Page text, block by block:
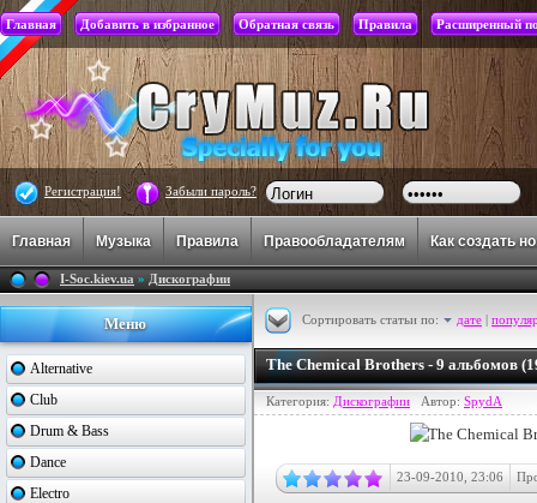
Главная Добавить в избранное Обратная связь Правила Расширенный
Регистрация! Забыли пароль?
Главная Музыка Правила Правообладателям Как создать
I-Soc.kiev.ua » Дискографии
Меню
Alternative
Club
Drum & Bass
Dance
Electro
Сортировать статьи по: дате |
The Chemical Brothers - 9 альбомов
Категория: Дискографии Автор: SpydA
23-09-2010, 23:06